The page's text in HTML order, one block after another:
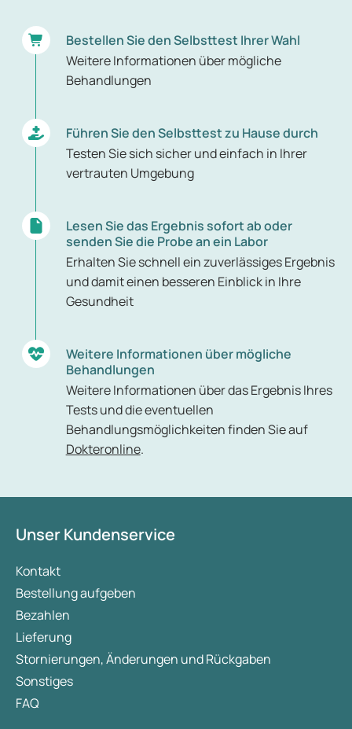
Bestellen Sie den Selbsttest Ihrer Wahl
Weitere Informationen über mögliche
Behandlungen
Führen Sie den Selbsttest zu Hause durch
Testen Sie sich sicher und einfach in Ihrer
vertrauten Umgebung
Lesen Sie das Ergebnis sofort ab oder
senden Sie die Probe an ein Labor
Erhalten Sie schnell ein zuverlässiges Ergebnis
und damit einen besseren Einblick in Ihre
Gesundheit
Weitere Informationen über mögliche
Behandlungen
Weitere Informationen über das Ergebnis Ihres
Tests und die eventuellen
Behandlungsmöglichkeiten finden Sie auf
Dokteronline.
Unser Kundenservice
Kontakt
Bestellung aufgeben
Bezahlen
Lieferung
Stornierungen, Änderungen und Rückgaben
Sonstiges
FAQ